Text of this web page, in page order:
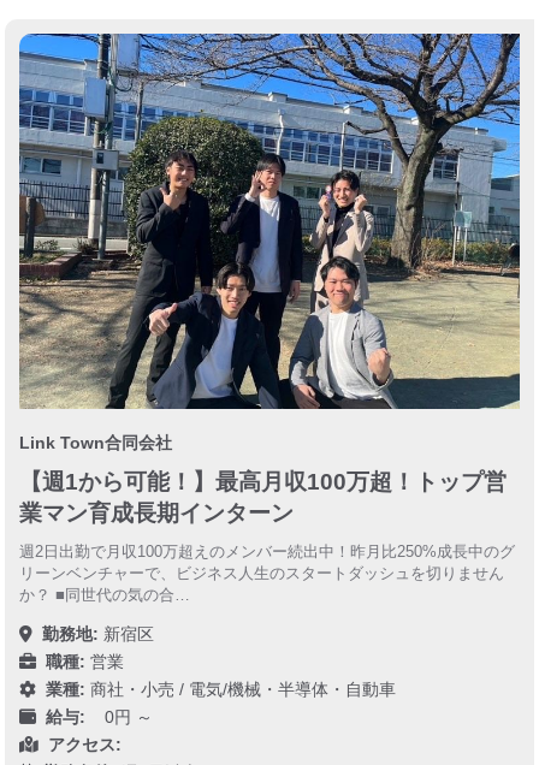
Link Town合同会社
【週1から可能！】最高月収100万超！トップ営
業マン育成長期インターン
週2日出勤で月収100万超えのメンバー続出中！昨月比250%成長中のグ
リーンベンチャーで、ビジネス人生のスタートダッシュを切りません
か？ ■同世代の気の合…
勤務地: 新宿区
職種: 営業
業種: 商社・小売 / 電気/機械・半導体・自動車
給与: 0円 ～
アクセス: